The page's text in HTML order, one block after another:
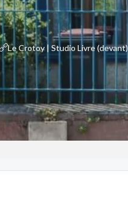
Le Crotoy | Studio Livre (devant)